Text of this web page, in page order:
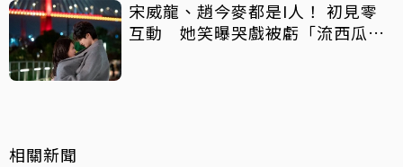
宋威龍、趙今麥都是I人！ 初見零
互動 她笑曝哭戲被虧「流西瓜
相關新聞